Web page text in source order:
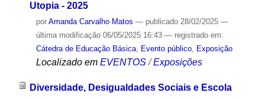
Utopia - 2025
por Amanda Carvalho Matos — publicado28/02/2025 —
última modificação06/05/2025 16:43 — registrado em:
Cátedra de Educação Básica, Evento público, Exposição
Localizado em EVENTOS /Exposições
Diversidade, Desigualdades Sociais e Escola